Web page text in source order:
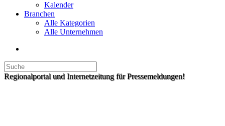
Kalender
Branchen
Alle Kategorien
Alle Unternehmen
Regionalportal und Internetzeitung für Pressemeldungen!